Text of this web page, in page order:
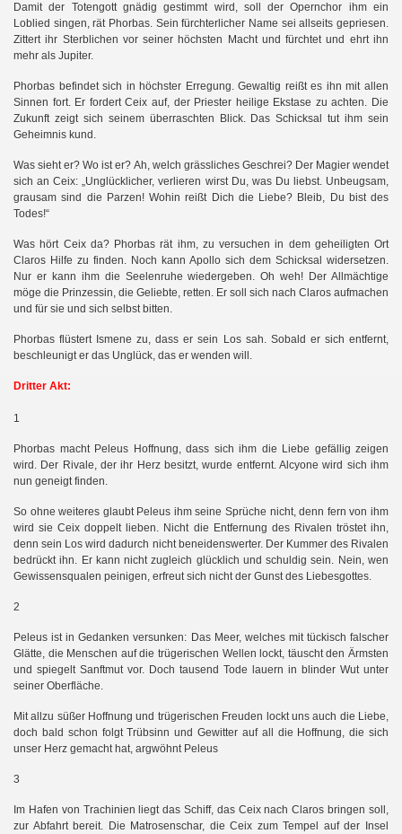
Damit der Totengott gnädig gestimmt wird, soll der Opernchor ihm ein
Loblied singen, rät Phorbas. Sein fürchterlicher Name sei allseits gepriesen.
Zittert ihr Sterblichen vor seiner höchsten Macht und fürchtet und ehrt ihn
mehr als Jupiter.
Phorbas befindet sich in höchster Erregung. Gewaltig reißt es ihn mit allen
Sinnen fort. Er fordert Ceix auf, der Priester heilige Ekstase zu achten. Die
Zukunft zeigt sich seinem überraschten Blick. Das Schicksal tut ihm sein
Geheimnis kund.
Was sieht er? Wo ist er? Ah, welch grässliches Geschrei? Der Magier wendet
sich an Ceix: „Unglücklicher, verlieren wirst Du, was Du liebst. Unbeugsam,
grausam sind die Parzen! Wohin reißt Dich die Liebe? Bleib, Du bist des
Todes!“
Was hört Ceix da? Phorbas rät ihm, zu versuchen in dem geheiligten Ort
Claros Hilfe zu finden. Noch kann Apollo sich dem Schicksal widersetzen.
Nur er kann ihm die Seelenruhe wiedergeben. Oh weh! Der Allmächtige
möge die Prinzessin, die Geliebte, retten. Er soll sich nach Claros aufmachen
und für sie und sich selbst bitten.
Phorbas flüstert Ismene zu, dass er sein Los sah. Sobald er sich entfernt,
beschleunigt er das Unglück, das er wenden will.
Dritter Akt:
1
Phorbas macht Peleus Hoffnung, dass sich ihm die Liebe gefällig zeigen
wird. Der Rivale, der ihr Herz besitzt, wurde entfernt. Alcyone wird sich ihm
nun geneigt finden.
So ohne weiteres glaubt Peleus ihm seine Sprüche nicht, denn fern von ihm
wird sie Ceix doppelt lieben. Nicht die Entfernung des Rivalen tröstet ihn,
denn sein Los wird dadurch nicht beneidenswerter. Der Kummer des Rivalen
bedrückt ihn. Er kann nicht zugleich glücklich und schuldig sein. Nein, wen
Gewissensqualen peinigen, erfreut sich nicht der Gunst des Liebesgottes.
2
Peleus ist in Gedanken versunken: Das Meer, welches mit tückisch falscher
Glätte, die Menschen auf die trügerischen Wellen lockt, täuscht den Ärmsten
und spiegelt Sanftmut vor. Doch tausend Tode lauern in blinder Wut unter
seiner Oberfläche.
Mit allzu süßer Hoffnung und trügerischen Freuden lockt uns auch die Liebe,
doch bald schon folgt Trübsinn und Gewitter auf all die Hoffnung, die sich
unser Herz gemacht hat, argwöhnt Peleus
3
Im Hafen von Trachinien liegt das Schiff, das Ceix nach Claros bringen soll,
zur Abfahrt bereit. Die Matrosenschar, die Ceix zum Tempel auf der Insel